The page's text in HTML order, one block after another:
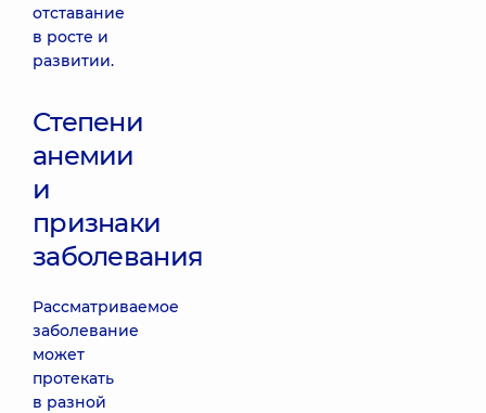
отставание
в росте и
развитии.
Степени
анемии
и
признаки
заболевания
Рассматриваемое
заболевание
может
протекать
в разной